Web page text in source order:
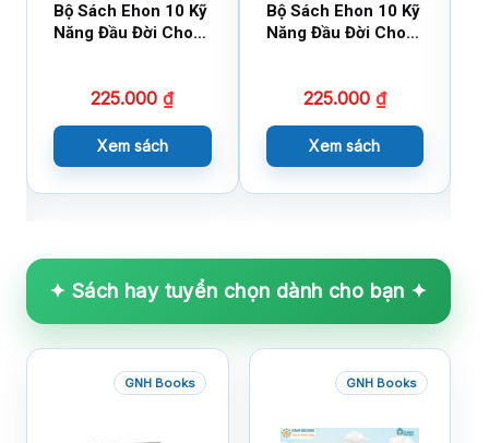
Bộ Sách Ehon 10 Kỹ
Năng Đầu Đời Cho
225.000₫
Xem sách
Bộ Sách Ehon 10 Kỹ
Năng Đầu Đời Cho
225.000 ₫
Xem sách
✦ Sách hay tuyển chọn dành cho bạn ✦
GNH Books GNH Books